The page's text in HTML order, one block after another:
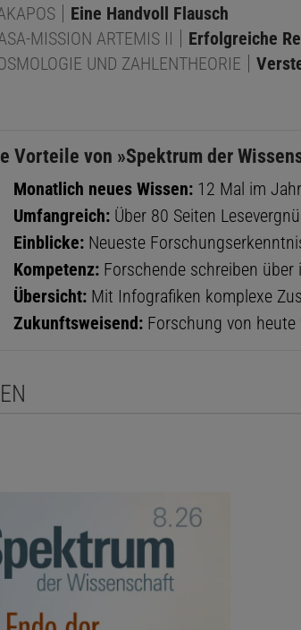
Eine Handvoll Flausch
MISSION ARTEMIS II
Erfolgreiche
UND ZAHLENTHEORIE
Vorteile von »Spektrum der
Monatlich neues Wissen:12 Mal im
Umfangreich:Über 80 Seiten
Einblicke:Neueste
Kompetenz:Forschende schreiben über
Übersicht:Mit Infografiken komplexe
Zukunftsweisend:Forschung von heute